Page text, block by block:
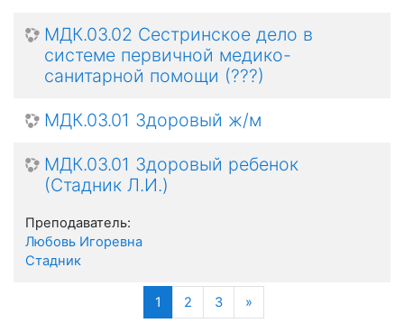
МДК.03.02 Сестринское дело в
системе первичной медико-
санитарной помощи (???)
МДК.03.01 Здоровый ж/м
МДК.03.01 Здоровый ребенок
(Стадник Л.И.)
Преподаватель:
Любовь Игоревна
Стадник
1 (current)
2 3 »Next